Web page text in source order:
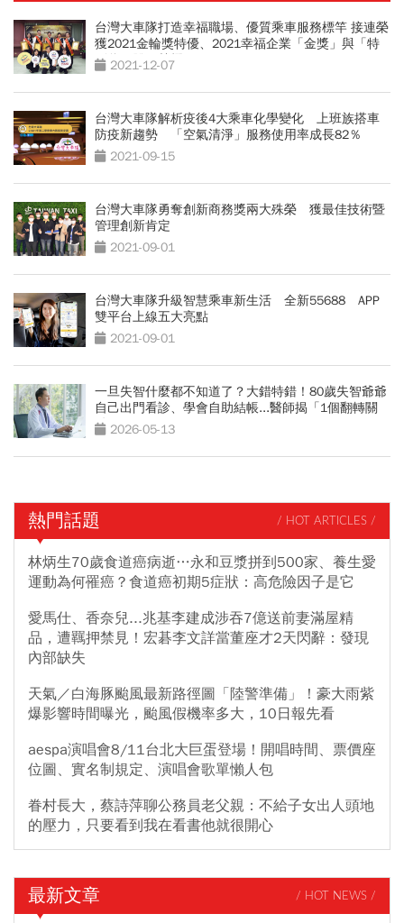
台灣大車隊打造幸福職場、優質乘車服務標竿 接連榮
獲2021金輪獎特優、2021幸福企業「金獎」與「特
別獎」雙項榮耀
2021-12-07
台灣大車隊解析疫後4大乘車化學變化 上班族搭車
防疫新趨勢 「空氣清淨」服務使用率成長82％
2021-09-15
台灣大車隊勇奪創新商務獎兩大殊榮 獲最佳技術暨
管理創新肯定
2021-09-01
台灣大車隊升級智慧乘車新生活 全新55688 APP
雙平台上線五大亮點
2021-09-01
一旦失智什麼都不知道了？大錯特錯！80歲失智爺爺
自己出門看診、學會自助結帳...醫師揭「1個翻轉關
鍵」2026-05-13
熱門話題 / HOT ARTICLES /
林炳生70歲食道癌病逝…永和豆漿拼到500家、養生愛
運動為何罹癌？食道癌初期5症狀：高危險因子是它
愛馬仕、香奈兒...兆基李建成涉吞7億送前妻滿屋精
品，遭羈押禁見！宏碁李文詳當董座才2天閃辭：發現
內部缺失
天氣／白海豚颱風最新路徑圖「陸警準備」！豪大雨紫
爆影響時間曝光，颱風假機率多大，10日報先看
aespa演唱會8/11台北大巨蛋登場！開唱時間、票價座
位圖、實名制規定、演唱會歌單懶人包
眷村長大，蔡詩萍聊公務員老父親：不給子女出人頭地
的壓力，只要看到我在看書他就很開心
最新文章 / HOT NEWS /